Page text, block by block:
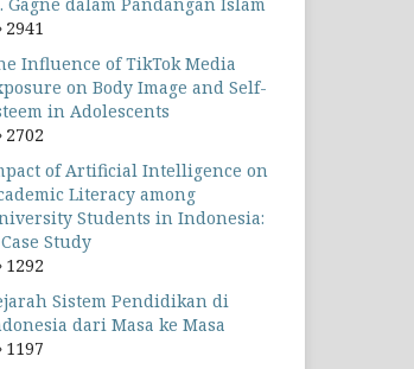
2941
Influence of TikTok Media
on Body Image and Self-
in Adolescents
2702
of Artificial Intelligence on
Literacy among
Students in Indonesia:
Study
1292
Sistem Pendidikan di
dari Masa ke Masa
1197